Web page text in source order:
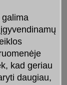
kad geriau
daugiau,